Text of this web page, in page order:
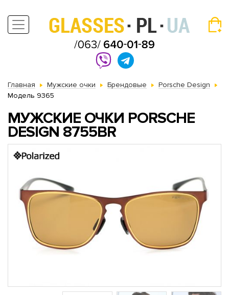
Главная Мужские очки Брендовые
Porsche Design
Модель 9365
МУЖСКИЕ ОЧКИ PORSCHE
DESIGN 8755BR